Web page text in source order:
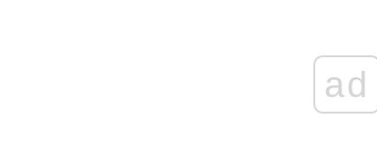
ad